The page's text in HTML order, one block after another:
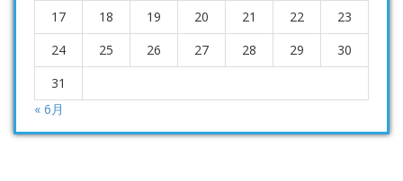
17
18 19 20 21 22
23
24
25 26 27 28 29
30
31
« 6月